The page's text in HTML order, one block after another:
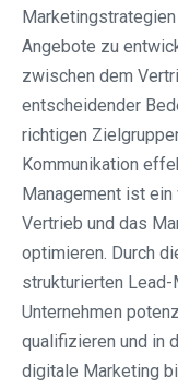
Angebote zu
zwischen dem
entscheidender
richtigen
Kommunikation
Management ist
Vertrieb und das
optimieren. Durch
strukturierten
Unternehmen
qualifizieren und in
digitale Marketing